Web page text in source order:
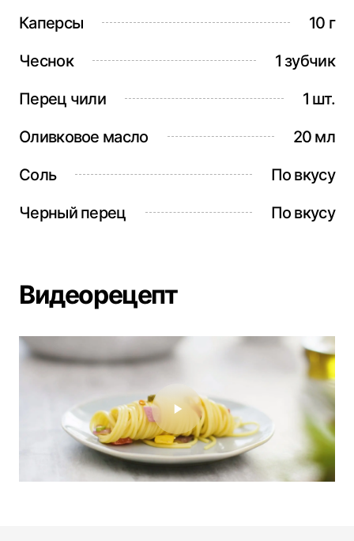
Каперсы
10 г
Чеснок
1 зубчик
Перец чили
1 шт.
Оливковое масло
20 мл
Соль
По вкусу
Черный перец
По вкусу
Видеорецепт